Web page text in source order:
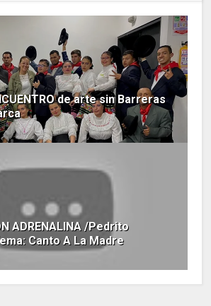
de arte sin Barreras
ADRENALINA /Pedrito
Canto A La Madre